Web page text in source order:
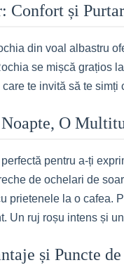
Confort și
din voal albastru
se mișcă grațios
te invită să te
O
pentru a-ți
de ochelari de
prietenele la o cafea.
Un ruj roșu intens și
și Puncte